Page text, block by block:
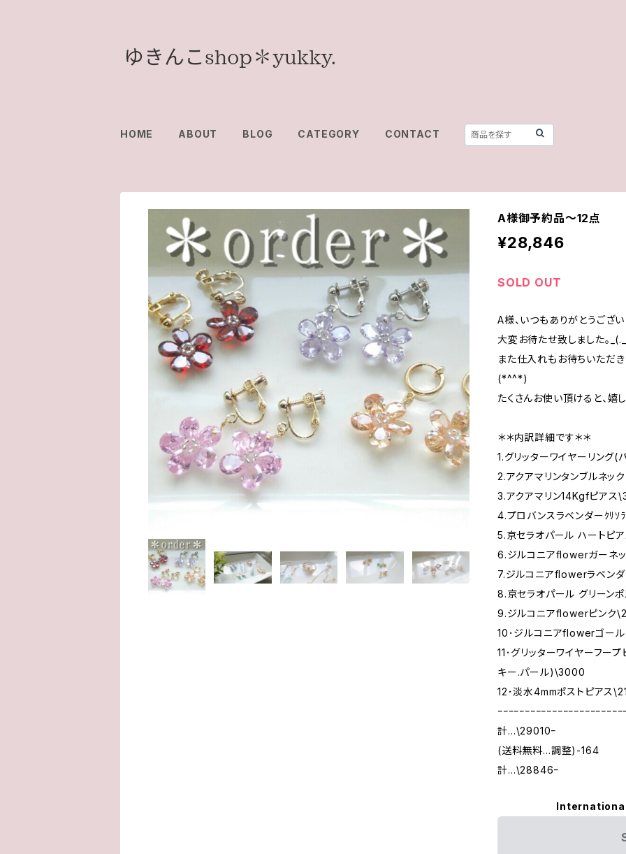
HOME ABOUT BLOG CATEGORY CONTACT
A様御予約品～12点
¥28,846
SOLD OUT
A様、いつもありがとうご
大変お待たせ致しました。
また仕入れもお待ちいただき
(*^^*)
たくさんお使い頂けると、嬉し
＊＊内訳詳細です＊＊
1.グリッターワイヤーリング
2.アクアマリンタンブルネ
3.アクアマリン14Kgfピアス
4.プロバンスラベンダーｸﾘ
5.京セラオパール ハートピ
6.ジルコニアflowerガーネ
7.ジルコニアflowerラベン
8.京セラオパール グリーン
9.ジルコニアflowerピンク
10･ジルコニアflowerゴー
11･グリッターワイヤーフ
キー.パール)\3000
12･淡水4mmポストピアス
ｰｰｰｰｰｰｰｰｰｰｰｰｰｰｰｰｰｰｰｰｰｰ
計…\29010ｰ
(送料無料…調整)-164
計…\28846ｰ